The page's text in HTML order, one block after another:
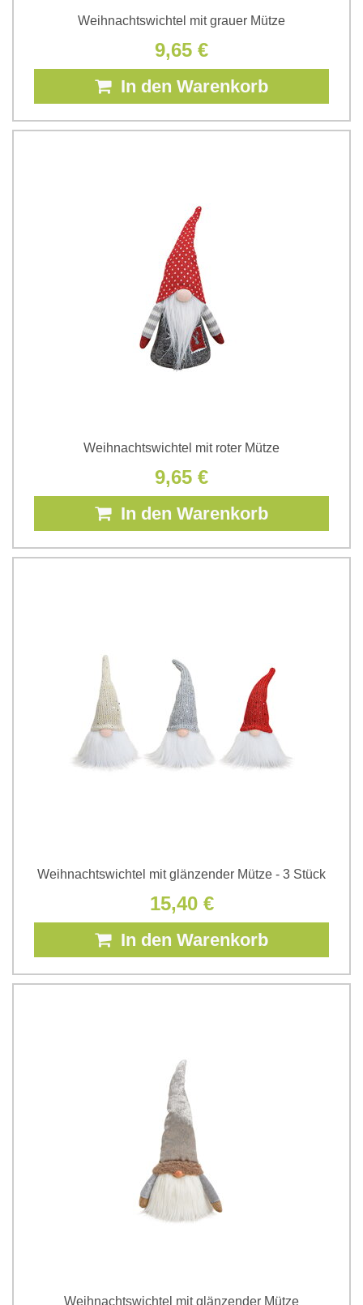
Weihnachtswichtel mit grauer Mütze
9,65 €
In den Warenkorb
Weihnachtswichtel mit roter Mütze
9,65 €
In den Warenkorb
Weihnachtswichtel mit glänzender Mütze - 3 Stück
15,40 €
In den Warenkorb
Weihnachtswichtel mit glänzender Mütze